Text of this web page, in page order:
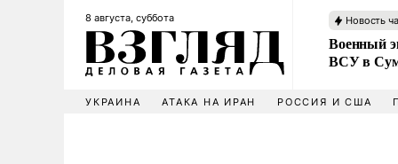
8 августа, суббота Новость
Военный
ВСУ в
УКРАИНА АТАКА НА ИРАН РОССИЯ И США